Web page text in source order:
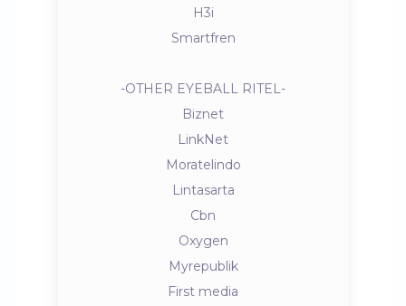
H3i
Smartfren
-OTHER EYEBALL RITEL-
Biznet
LinkNet
Moratelindo
Lintasarta
Cbn
Oxygen
Myrepublik
First media